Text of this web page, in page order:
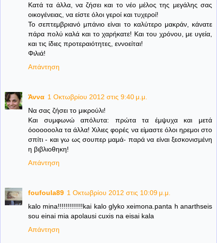
Κατά τα άλλα, να ζήσει και το νέο μέλος της μεγάλης σας
οικογένειας, να είστε όλοι γεροί και τυχεροί!
Το σεπτεμβριανό μπάνιο είναι το καλύτερο μακράν, κάνατε
πάρα πολύ καλά και το χαρήκατε! Και του χρόνου, με υγεία,
και τις ίδιες προτεραιότητες, εννοείται!
Φιλιά!
Απάντηση
Άννα 1 Οκτωβρίου 2012 στις 9:40 μ.μ.
Να σας ζήσει το μικρούλι!
Και συμφωνώ απόλυτα: πρώτα τα έμψυχα και μετά
όοοοοοολα τα άλλα! Χιλιες φορές να είμαστε όλοι ηρεμοι στο
σπίτι - και γω ως σουπερ μαμά- παρά να είναι ξεσκονισμένη
η βιβλιοθηκη!
Απάντηση
foufoula89 1 Οκτωβρίου 2012 στις 10:09 μ.μ.
kalo mina!!!!!!!!!!!!!kai kalo glyko xeimona.panta h anarthseis
sou einai mia apolausi cuxis na eisai kala
Απάντηση